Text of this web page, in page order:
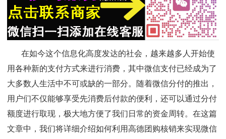
在如今这个信息化高度发达的社会，越来越多人开始使
用各种新的支付方式来进行消费，其中微信支付已经成为了
大多数人生活中不可或缺的一部分。随着微信分付的推出，
用户们不仅能够享受先消费后付款的便利，还可以通过分付
额度进行取现，极大地方便了我们日常的资金周转。在这篇
文章中，我们将详细介绍如何利用高德团购核销来实现微信